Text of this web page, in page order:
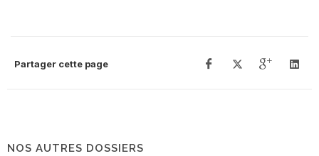
Partager cette page
NOS AUTRES DOSSIERS